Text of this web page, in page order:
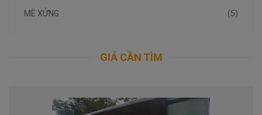
(5)
MÈ XỬNG
GIÁ CẦN TÌM